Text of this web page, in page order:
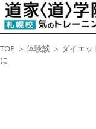
TOP ＞ 体験談 ＞ ダイエッ
に